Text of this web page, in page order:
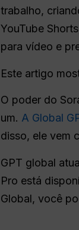
trabalho,
YouTube
para vídeo e
Este artigo
O poder do
um. A Global
disso, ele vem
GPT global
Pro está
Global, você